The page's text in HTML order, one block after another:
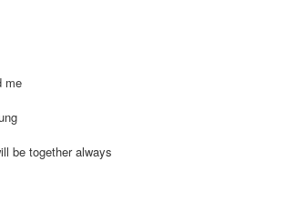
me
be together always